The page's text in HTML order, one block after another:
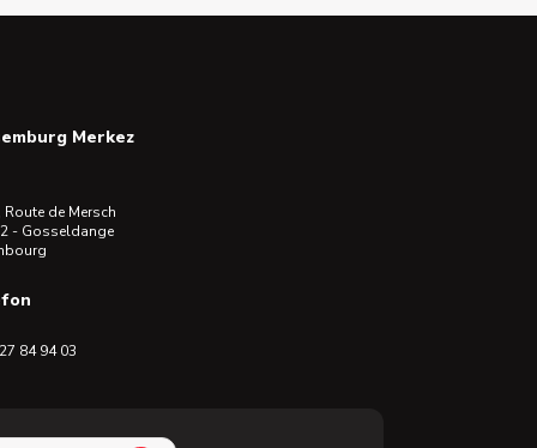
Merkez
Route de Mersch
- Gosseldange
84 94 03